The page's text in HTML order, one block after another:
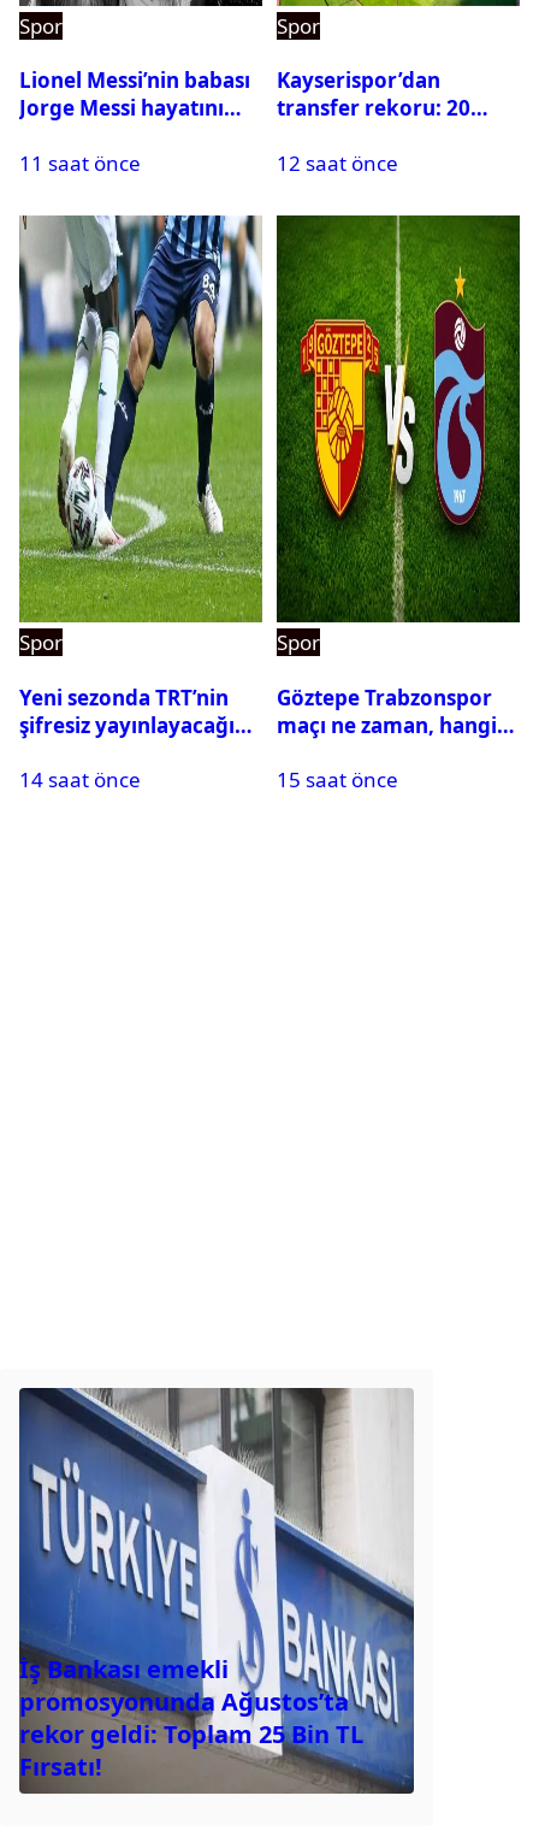
Spor
Lionel Messi’nin babası
Jorge Messi hayatını
11 saat önce
Spor
Kayserispor’dan
transfer rekoru: 20
12 saat önce
Spor
Yeni sezonda TRT’nin
şifresiz yayınlayacağı
14 saat önce
Spor
Göztepe Trabzonspor
maçı ne zaman, hangi
oynayacak mı?
15 saat önce
İş Bankası emekli
promosyonunda Ağustos’ta
rekor geldi: Toplam 25 Bin TL
Fırsatı!